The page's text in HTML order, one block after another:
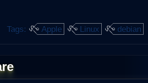
Tags: Apple Linux debian